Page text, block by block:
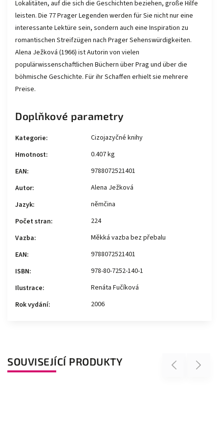
Lokalitäten, auf die sich die Geschichten beziehen, große Hilfe
leisten. Die 77 Prager Legenden werden für Sie nicht nur eine
interessante Lektüre sein, sondern auch eine Inspiration zu
romantischen Streifzügen nach Prager Sehenswürdigkeiten.
Alena Ježková (1966) ist Autorin von vielen
populärwissenschaftlichen Büchern über Prag und über die
böhmische Geschichte. Für ihr Schaffen erhielt sie mehrere
Preise.
Doplňkové parametry
Kategorie:
Cizojazyčné knihy
Hmotnost:
0.407 kg
EAN:
9788072521401
Autor:
Alena Ježková
Jazyk:
němčina
Počet stran:
224
Vazba:
Měkká vazba bez přebalu
EAN:
9788072521401
ISBN:
978-80-7252-140-1
Ilustrace:
Renáta Fučíková
Rok vydání: 2006
SOUVISEJÍCÍ PRODUKTY Previous Next